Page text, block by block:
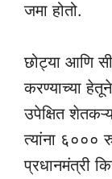
जमा होतो.
छोट्या आणि
करण्याच्या
उपेक्षित
त्यांना ६०००
प्रधानमंत्री